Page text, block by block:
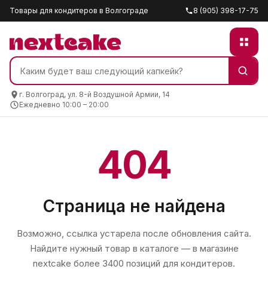
Товары для кондитеров в Волгограде 8 (905) 398-17-75
г. Волгоград, ул. 8-й Воздушной Армии, 14
Ежедневно 10:00 – 20:00
404
Страница не найдена
Возможно, ссылка устарела после обновления сайта.
Найдите нужный товар в каталоге — в магазине
nextcake более 3400 позиций для кондитеров.